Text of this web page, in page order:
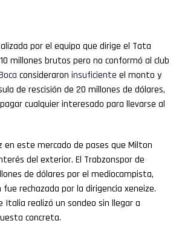
por el equipo que dirige el Tata
millones brutos pero no conformó al club
consideraron insuficiente el monto y
de rescisión de 20 millones de dólares,
cualquier interesado para llevarse al
en este mercado de pases que Milton
del exterior. El Trabzonspor de
de dólares por el mediocampista,
rechazada por la dirigencia xeneize.
Italia realizó un sondeo sin llegar a
concreta.